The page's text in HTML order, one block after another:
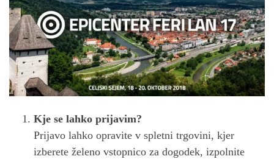
Kje se lahko prijavim?
Prijavo lahko opravite v spletni trgovini, kjer
izberete želeno vstopnico za dogodek, izpolnite